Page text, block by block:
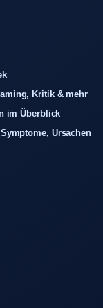
Kritik & mehr
im Überblick
Ursachen